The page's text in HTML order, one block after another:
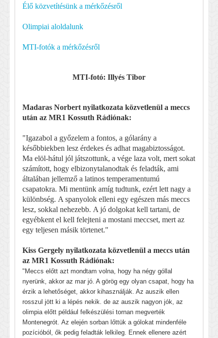
Élő közvetítésünk a mérkőzésről
Olimpiai aloldalunk
MTI-fotók a mérkőzésről
MTI-fotó: Illyés Tibor
Madaras Norbert nyilatkozata közvetlenül a meccs
után az MR1 Kossuth Rádiónak:
"Igazabol a győzelem a fontos, a gólarány a
későbbiekben lesz érdekes és adhat magabiztosságot.
Ma elöl-hátul jól játszottunk, a vége laza volt, mert sokat
számított, hogy elbizonytalanodtak és feladták, ami
általában jellemző a latinos temperamentumú
csapatokra. Mi mentünk amíg tudtunk, ezért lett nagy a
különbség. A spanyolok elleni egy egészen más meccs
lesz, sokkal nehezebb. A jó dolgokat kell tartani, de
egyébkent el kell felejteni a mostani meccset, mert az
egy teljesen másik törtenet."
Kiss Gergely nyilatkozata közvetlenül a meccs után
az MR1 Kossuth Rádiónak:
"Meccs előtt azt mondtam volna, hogy ha négy góllal
nyerünk, akkor az mar jó. A görög egy olyan csapat, hogy ha
érzik a lehetőséget, akkor kihasználják. Az auszik ellen
rosszul jött ki a lépés nekik. de az auszik nagyon jók, az
olimpia előtt például felkészülési tornan megverték
Montenegrót. Az elején sorban lőttük a gólokat mindenféle
pozícióból, ők pedig feladták lelkileg. Ennek ellenere azért